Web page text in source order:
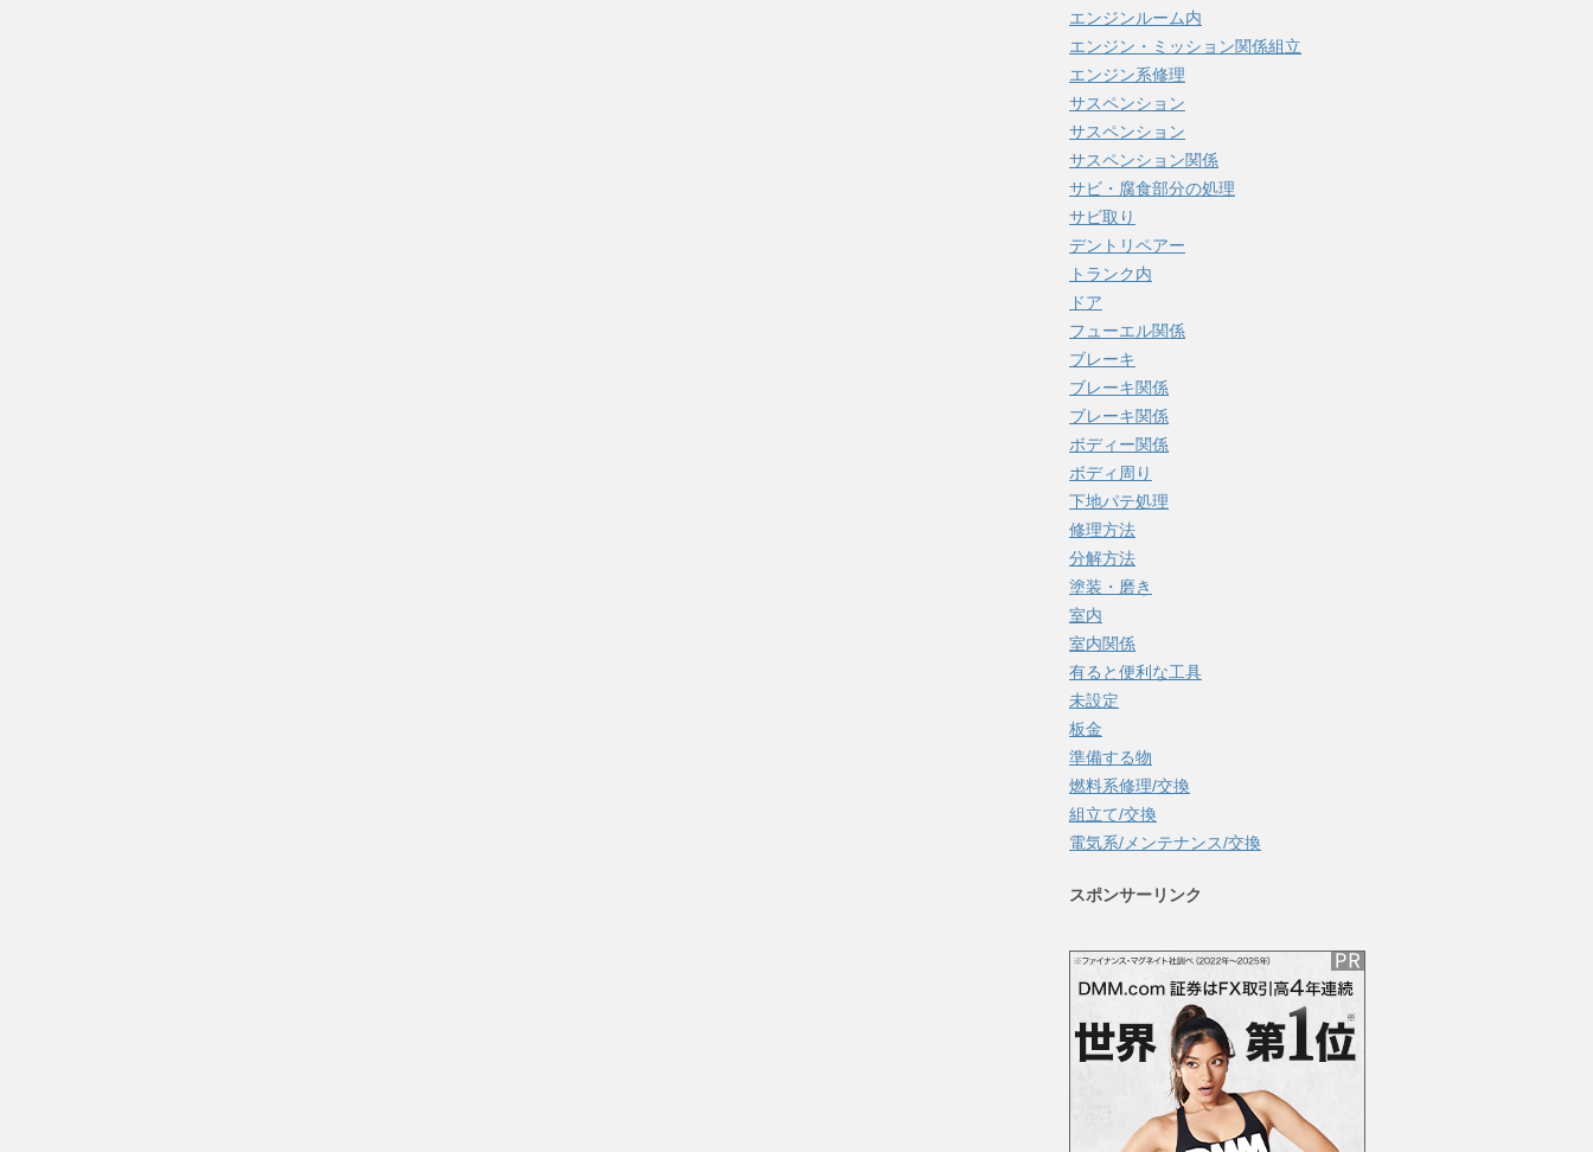
エンジンルーム内
エンジン・ミッション関係組立
エンジン系修理
サスペンション
サスペンション
サスペンション関係
サビ・腐食部分の処理
サビ取り
デントリペアー
トランク内
ドア
フューエル関係
ブレーキ
ブレーキ関係
ブレーキ関係
ボディー関係
ボディ周り
下地パテ処理
修理方法
分解方法
塗装・磨き
室内
室内関係
有ると便利な工具
未設定
板金
準備する物
燃料系修理/交換
組立て/交換
電気系/メンテナンス/交換
スポンサーリンク